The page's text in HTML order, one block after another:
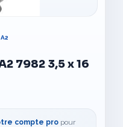
7982 3,5 x 16
compte pro pour